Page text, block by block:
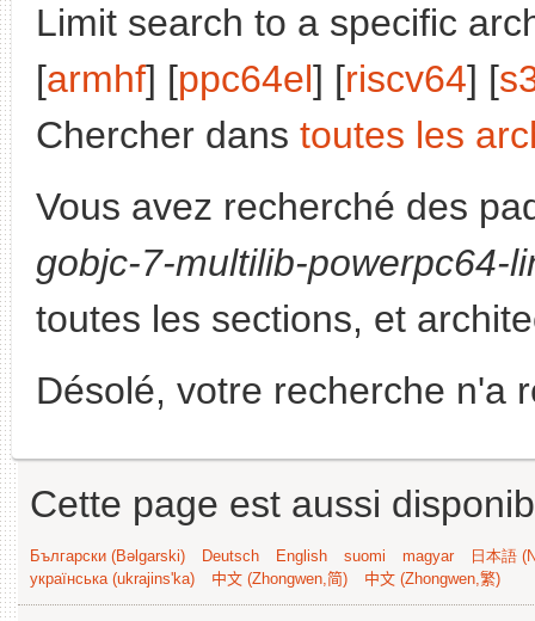
Limit search to a specific
[armhf] [ppc64el] [riscv64] [
Chercher dans toutes les
Vous avez recherché des
gobjc-7-multilib-powerpc64-
toutes les sections, et
Désolé, votre recherche n'a
Cette page est aussi
Български (Bəlgarski) Deutsch English suomi magyar
日本語
українська (ukrajins'ka)
中文 (Zhongwen,简) 中文 (Zhongwen,繁)